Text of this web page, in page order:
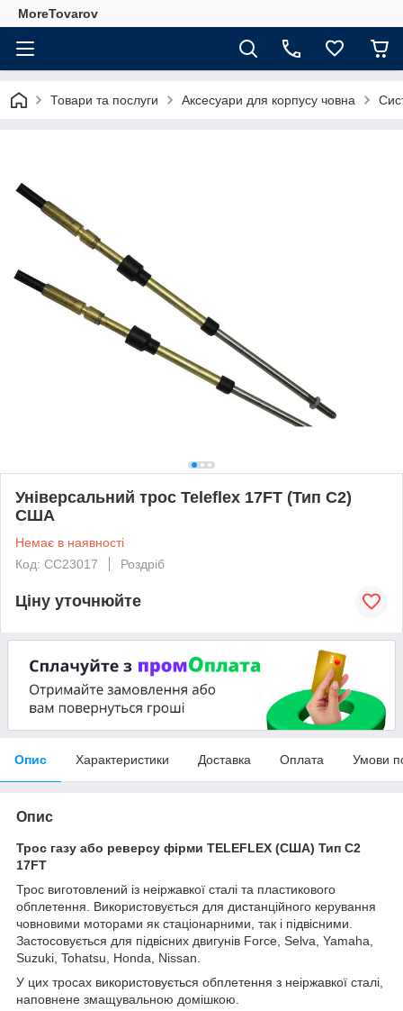
MoreTovarov
Товари та послуги Аксесуари для корпусу човна
Універсальний трос Teleflex 17FT (Тип C2)
США
Немає в наявності
Код: CC23017
Роздріб
Ціну уточнюйте
Опис Характеристики Доставка Оплата Умови
Опис
Трос газу або реверсу фірми TELEFLEX (США) Тип С2
17FT
Трос виготовлений із неіржавкої сталі та пластикового
обплетення. Використовується для дистанційного керування
човновими моторами як стаціонарними, так і підвісними.
Застосовується для підвісних двигунів Force, Selva, Yamaha,
Suzuki, Tohatsu, Honda, Nissan.
У цих тросах використовується обплетення з неіржавкої сталі,
наповнене змащувальною домішкою.